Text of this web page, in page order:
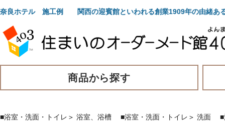
奈良ホテル 施工例 関西の迎賓館といわれる創業1909年の由緒あ
商品から探す
■浴室・洗面・トイレ ＞ 浴室、浴槽 ■浴室・洗面・トイレ ＞ 洗面